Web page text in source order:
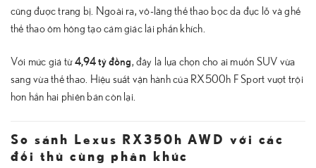
cũng được trang bị. Ngoài ra, vô-lăng thể thao bọc da đục lỗ và ghế
thể thao ôm hông tạo cảm giác lái phấn khích.
Với mức giá từ4,94 tỷ đồng, đây là lựa chọn cho ai muốn SUV vừa
sang vừa thể thao. Hiệu suất vận hành của RX500h F Sport vượt trội
hơn hẳn hai phiên bản còn lại.
So sánh Lexus RX350h AWD với các
đối thủ cùng phân khúc